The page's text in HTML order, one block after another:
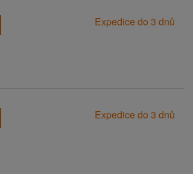
Expedice do 3 dnů
Expedice do 3 dnů